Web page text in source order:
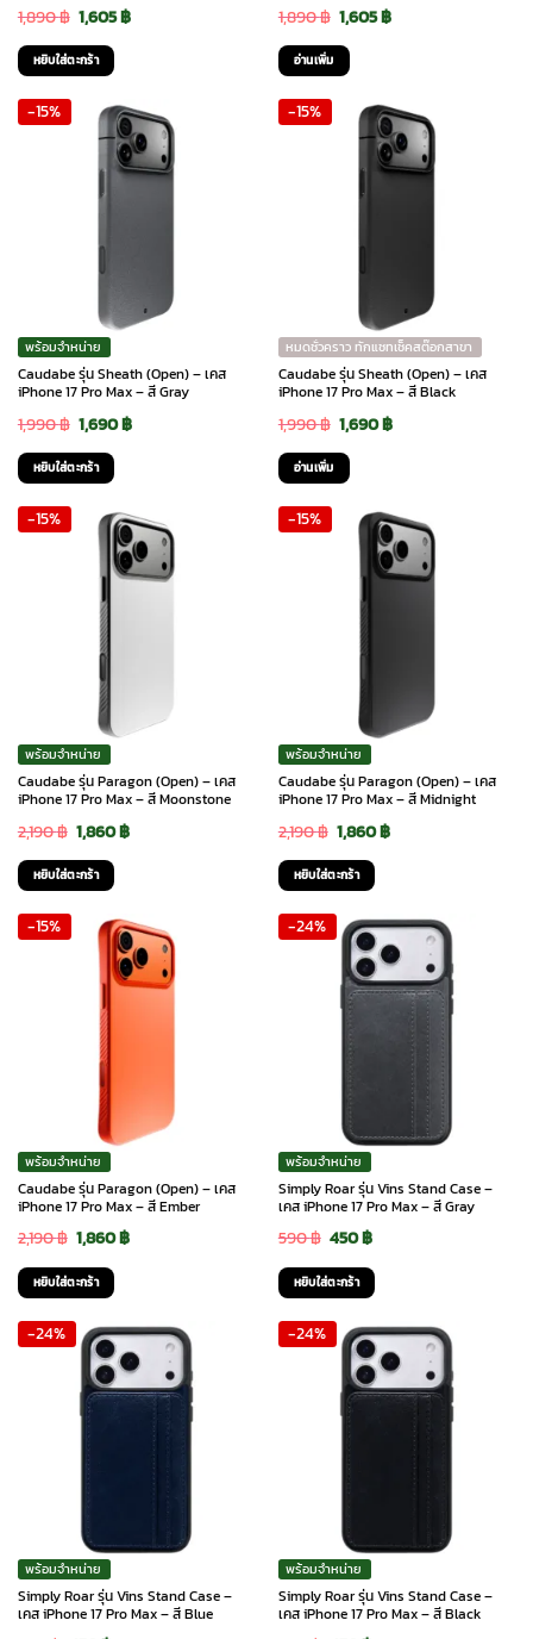
1,890฿ Original
price
was:
1,890 ฿.
1,605฿Current
1,605 ฿.
หยิบใส่ตะกร้า
1,890฿ Original
price
was:
1,890 ฿.
1,605฿Current
1,605 ฿.
อ่านเพิ่ม
-15%
พร้อมจำหน่าย
Caudabe รุ่น Sheath (Open) – เคส
iPhone 17 Pro Max – สี Gray
1,990฿ Original
price
was:
1,990 ฿.
1,690฿Current
1,690 ฿.
หยิบใส่ตะกร้า
-15%
หมดชั่วคราว ทักแชทเช็คสต๊อกสาขา
Caudabe รุ่น Sheath (Open) – เคส
iPhone 17 Pro Max – สี Black
1,990฿ Original
price
was:
1,990 ฿.
1,690฿Current
1,690 ฿.
อ่านเพิ่ม
-15%
พร้อมจำหน่าย
Caudabe รุ่น Paragon (Open) – เคส
iPhone 17 Pro Max – สี Moonstone
2,190฿ Original
price
was:
2,190 ฿.
1,860฿Current
1,860 ฿.
หยิบใส่ตะกร้า
-15%
พร้อมจำหน่าย
Caudabe รุ่น Paragon (Open) – เคส
iPhone 17 Pro Max – สี Midnight
2,190฿ Original
price
was:
2,190 ฿.
1,860฿Current
1,860 ฿.
หยิบใส่ตะกร้า
-15%
พร้อมจำหน่าย
Caudabe รุ่น Paragon (Open) – เคส
iPhone 17 Pro Max – สี Ember
2,190฿ Original
price
was:
2,190 ฿.
1,860฿Current
1,860 ฿.
หยิบใส่ตะกร้า
-24%
พร้อมจำหน่าย
Simply Roar รุ่น Vins Stand Case –
เคส iPhone 17 Pro Max – สี Gray
590฿ Original
price
was:
590 ฿.
450฿Current
price
is:
450 ฿.
หยิบใส่ตะกร้า
-24%
พร้อมจำหน่าย
Simply Roar รุ่น Vins Stand Case –
เคส iPhone 17 Pro Max – สี Blue
-24%
พร้อมจำหน่าย
Simply Roar รุ่น Vins Stand Case –
เคส iPhone 17 Pro Max – สี Black